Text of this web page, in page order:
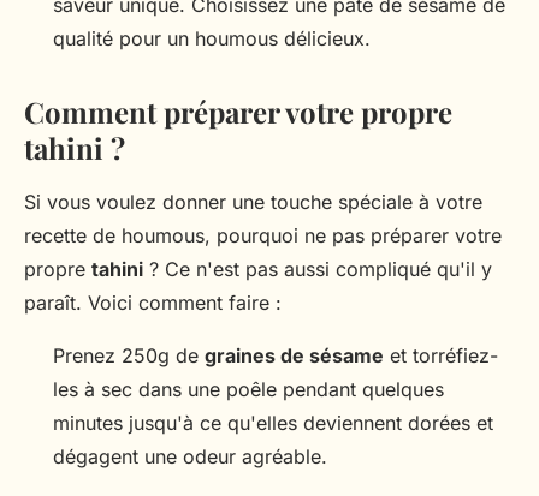
saveur unique. Choisissez une pâte de sésame de
qualité pour un houmous délicieux.
Comment préparer votre propre
tahini ?
Si vous voulez donner une touche spéciale à votre
recette de houmous, pourquoi ne pas préparer votre
propre tahini ? Ce n'est pas aussi compliqué qu'il y
paraît. Voici comment faire :
Prenez 250g de graines de sésame et torréfiez-
les à sec dans une poêle pendant quelques
minutes jusqu'à ce qu'elles deviennent dorées et
dégagent une odeur agréable.